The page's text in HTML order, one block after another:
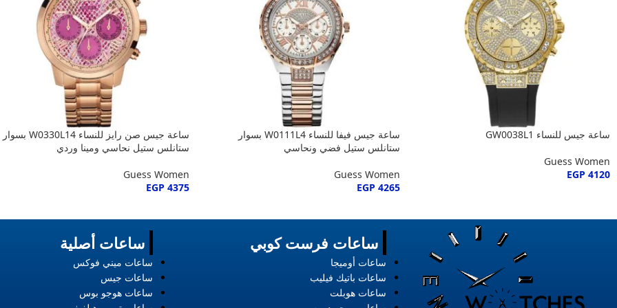
ساعة جيس للنساء GW0038L1
Guess Women
EGP 4120
ساعة جيس فيفا للنساء W0111L4 بسوار
ستانلس ستيل فضي ونحاسي
Guess Women
EGP 4265
ساعة جيس صن رايز للنساء W0330L14 بسوار
ستانلس ستيل نحاسي ومينا وردي
Guess Women
EGP 4375
ساعات أصلية
ساعات ميني فوكس
ساعات جيس
ساعات هوجو بوس
ساعات فرست كوبي
ساعات أوميجا
ساعات باتيك فيليب
ساعات هوبلت